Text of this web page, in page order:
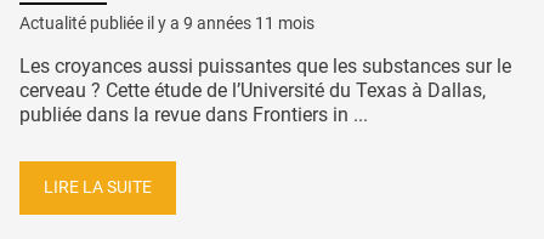
Actualité publiée il y a 9 années 11 mois
Les croyances aussi puissantes que les substances sur le
cerveau ? Cette étude de l’Université du Texas à Dallas,
publiée dans la revue dans Frontiers in ...
LIRE LA SUITE